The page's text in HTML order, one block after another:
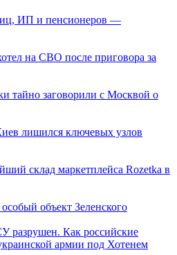
ИП и пенсионеров —
на СВО после приговора за
тайно заговорили с Москвой о
лишился ключевых узлов
склад маркетплейса Rozetka в
объект Зеленского
Как российские
армии под Хотенем